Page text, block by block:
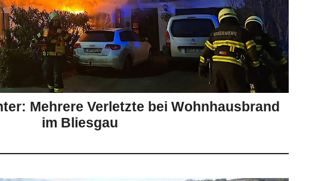
Mehrere Verletzte bei Wohnhausbrand
im Bliesgau